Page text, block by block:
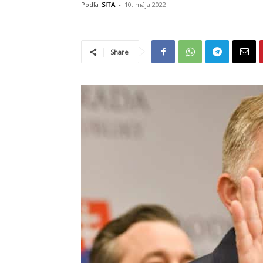
Podľa SITA - 10. mája 2022
Share